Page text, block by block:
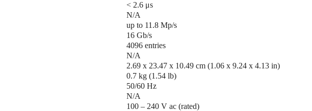
< 2.6 μs
N/A
up to 11.8 Mp/s
16 Gb/s
4096 entries
N/A
2.69 x 23.47 x 10.49 cm (1.06 x 9.24 x 4.13 in)
0.7 kg (1.54 lb)
50/60 Hz
N/A
100 – 240 V ac (rated)